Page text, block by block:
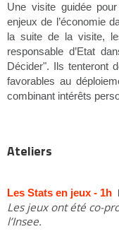
Une visite guidée
enjeux de l’économie
la suite de la visite,
responsable d’Etat
Décider". Ils tenteront
favorables au
combinant intérêts
Ateliers
Les Stats en jeux - 1h
Les jeux ont été co-
l’Insee.